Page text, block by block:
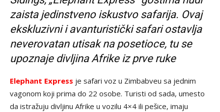
zaista jedinstveno iskustvo safarija. Ovaj
ekskluzivni i avanturistički safari ostavlja
neverovatan utisak na posetioce, tu se
upoznaje divljina Afrike iz prve ruke
Elephant Express je safari voz u Zimbabveu sa jednim
vagonom koji prima do 22 osobe. Turisti od sada, umesto
da istražuju divljinu Afrike u vozilu 4×4 ili pešice, imaju